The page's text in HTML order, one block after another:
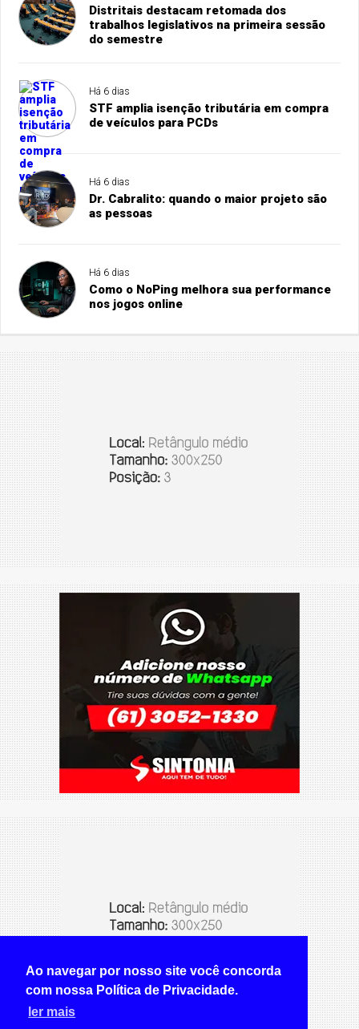
Ao navegar por nosso site você concorda
com nossa Política de Privacidade.
ler mais
Distritais destacam retomada dos
trabalhos legislativos na primeira sessão
do semestre
Há 6 dias
STF amplia isenção tributária em compra
de veículos para PCDs
Há 6 dias
Dr. Cabralito: quando o maior projeto são
as pessoas
Há 6 dias
Como o NoPing melhora sua performance
nos jogos online